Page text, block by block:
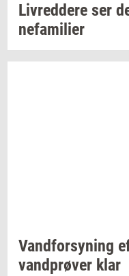
Liv­red­dere ser
ne­fa­mi­li­er
Vand­for­sy­ning
vand­prø­ver klar